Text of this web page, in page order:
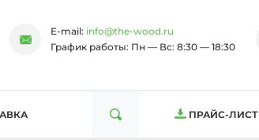
E-mail: info@the-wood.ru
График работы: Пн — Вс: 8:30 — 18:30
ПРАЙС-ЛИСТ